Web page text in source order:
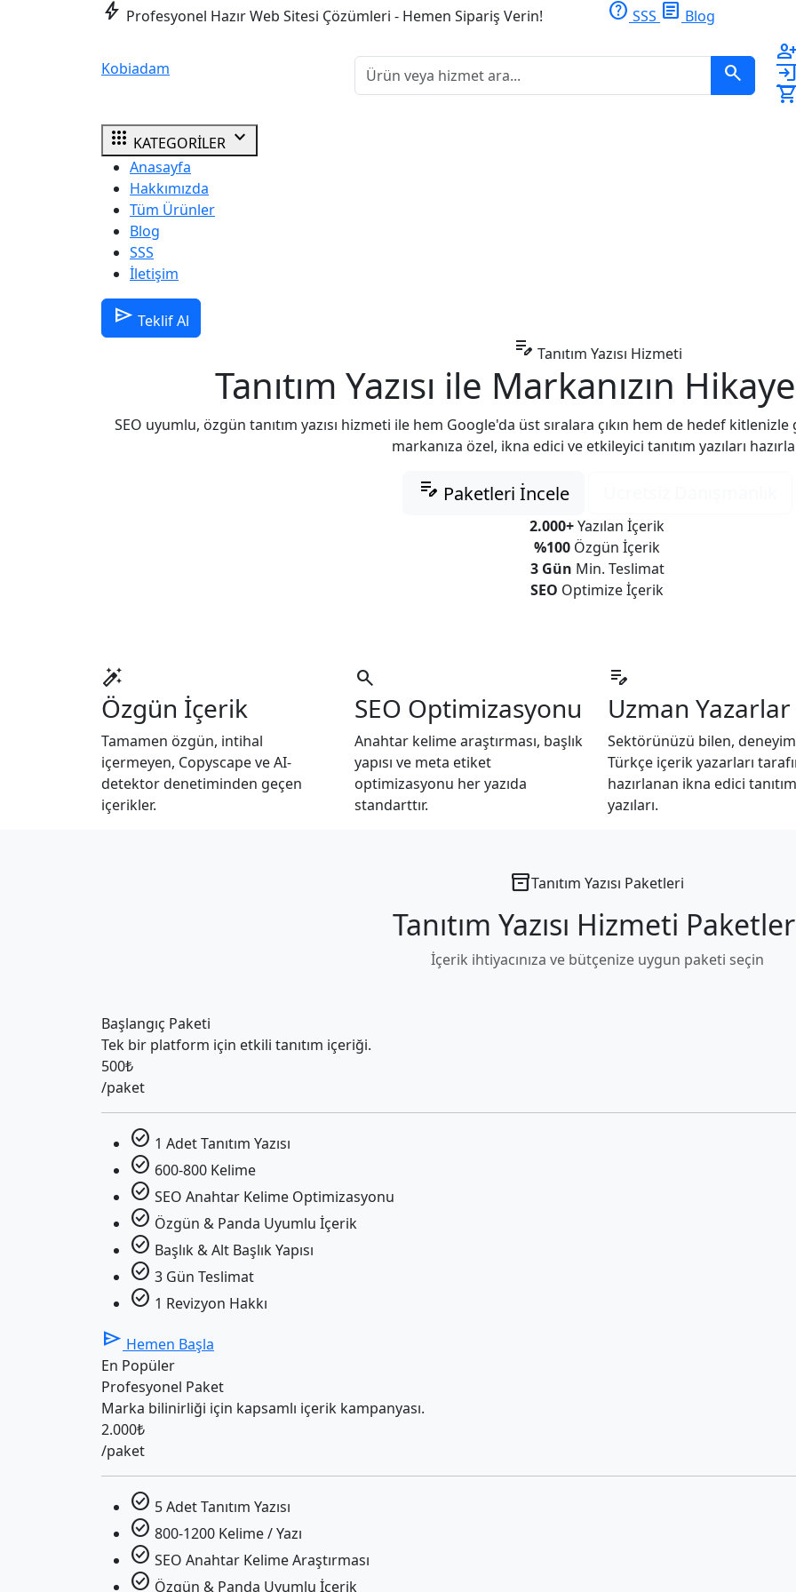
bolt Profesyonel Hazır Web Sitesi Çözümleri - Hemen Sipariş Verin! help SSS article Blog
Kobiadam search
apps KATEGORİLER expand_more
Anasayfa
Hakkımızda
Tüm Ürünler
Blog
SSS
İletişim
send Teklif Al
edit_note Tanıtım Yazısı Hizmeti
Tanıtım Yazısı ile Markanızın
SEO uyumlu, özgün tanıtım yazısı hizmeti ile hem Google'da üst sıralara çıkın hem de hedef
markanıza özel, ikna edici ve etkileyici tanıtım yazıları
edit_note Paketleri İncele
2.000+Yazılan İçerik
%100 Özgün İçerik
3 Gün Min. Teslimat
SEO Optimize İçerik
auto_fix_high
Özgün İçerik
Tamamen özgün, intihal
içermeyen, Copyscape ve AI-
detektor denetiminden geçen
içerikler.
search
SEO Optimizasyonu
Anahtar kelime araştırması, başlık
yapısı ve meta etiket
optimizasyonu her yazıda
standarttır.
edit_note
Uzman Yazarlar
Sektörünüzü bilen,
Türkçe içerik yazarları
hazırlanan ikna edici tanıtım
yazıları.
inventory_2Tanıtım Yazısı Paketleri
Tanıtım Yazısı Hizmeti
İçerik ihtiyacınıza ve bütçenize uygun paketi seçin
Başlangıç Paketi
Tek bir platform için etkili tanıtım içeriği.
500₺
/paket
check_circle 1 Adet Tanıtım Yazısı
check_circle 600-800 Kelime
check_circle SEO Anahtar Kelime Optimizasyonu
check_circle Özgün & Panda Uyumlu İçerik
check_circle Başlık & Alt Başlık Yapısı
check_circle 3 Gün Teslimat
check_circle 1 Revizyon Hakkı
send Hemen Başla
En Popüler
Profesyonel Paket
Marka bilinirliği için kapsamlı içerik kampanyası.
2.000₺
/paket
check_circle 5 Adet Tanıtım Yazısı
check_circle 800-1200 Kelime / Yazı
check_circle SEO Anahtar Kelime Araştırması
check_circle Özgün & Panda Uyumlu İçerik